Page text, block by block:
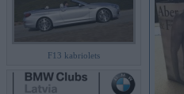
F13 kabriolets